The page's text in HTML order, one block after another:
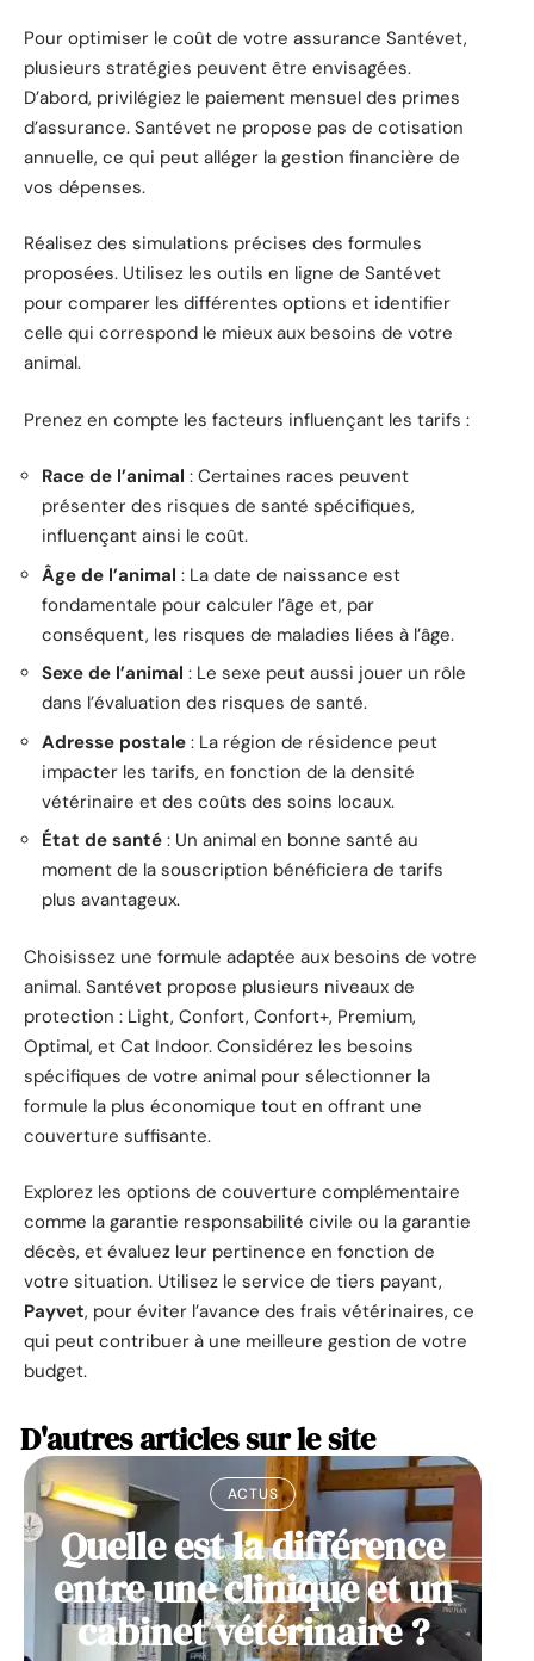
Pour optimiser le coût de votre assurance Santévet,
plusieurs stratégies peuvent être envisagées.
D’abord, privilégiez le paiement mensuel des primes
d’assurance. Santévet ne propose pas de cotisation
annuelle, ce qui peut alléger la gestion financière de
vos dépenses.
Réalisez des simulations précises des formules
proposées. Utilisez les outils en ligne de Santévet
pour comparer les différentes options et identifier
celle qui correspond le mieux aux besoins de votre
animal.
Prenez en compte les facteurs influençant les tarifs :
Race de l’animal : Certaines races peuvent
présenter des risques de santé spécifiques,
influençant ainsi le coût.
Âge de l’animal : La date de naissance est
fondamentale pour calculer l’âge et, par
conséquent, les risques de maladies liées à l’âge.
Sexe de l’animal : Le sexe peut aussi jouer un rôle
dans l’évaluation des risques de santé.
Adresse postale : La région de résidence peut
impacter les tarifs, en fonction de la densité
vétérinaire et des coûts des soins locaux.
État de santé : Un animal en bonne santé au
moment de la souscription bénéficiera de tarifs
plus avantageux.
Choisissez une formule adaptée aux besoins de votre
animal. Santévet propose plusieurs niveaux de
protection : Light, Confort, Confort+, Premium,
Optimal, et Cat Indoor. Considérez les besoins
spécifiques de votre animal pour sélectionner la
formule la plus économique tout en offrant une
couverture suffisante.
Explorez les options de couverture complémentaire
comme la garantie responsabilité civile ou la garantie
décès, et évaluez leur pertinence en fonction de
votre situation. Utilisez le service de tiers payant,
Payvet, pour éviter l’avance des frais vétérinaires, ce
qui peut contribuer à une meilleure gestion de votre
budget.
D'autres articles sur le site
ACTUS
Quelle est la différence
entre une clinique et un
cabinet vétérinaire ?